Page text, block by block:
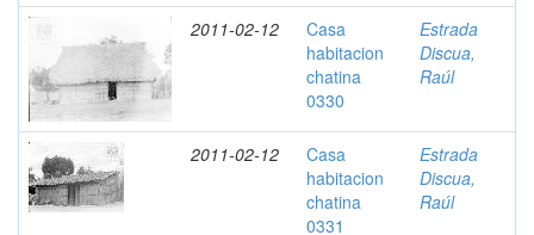
2011-02-12
Casa
habitacion
chatina
0330
Estrada
Discua,
Raúl
2011-02-12
Casa
habitacion
chatina
0331
Estrada
Discua,
Raúl